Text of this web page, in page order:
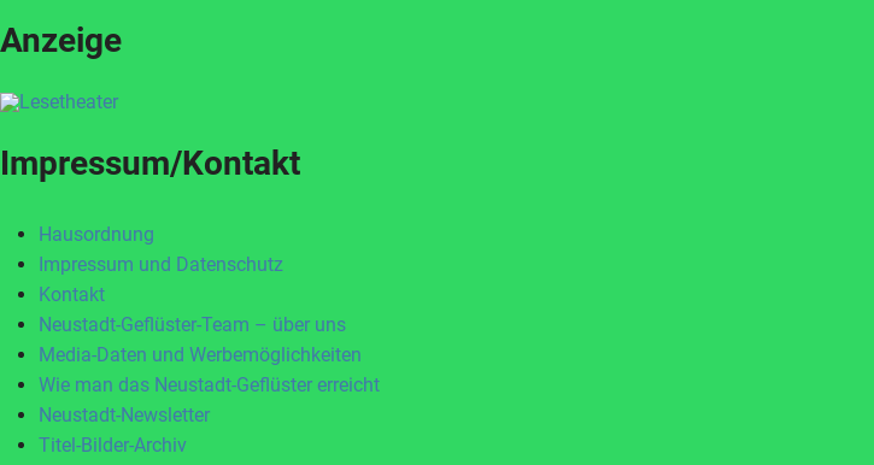
Anzeige
Impressum/Kontakt
Hausordnung
Impressum und Datenschutz
Kontakt
Neustadt-Geflüster-Team – über uns
Media-Daten und Werbemöglichkeiten
Wie man das Neustadt-Geflüster erreicht
Neustadt-Newsletter
Titel-Bilder-Archiv